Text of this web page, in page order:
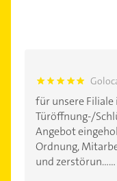
5.0
für unsere Filiale
Türöffnung-/
Angebot
Ordnung,
und zerstörun......